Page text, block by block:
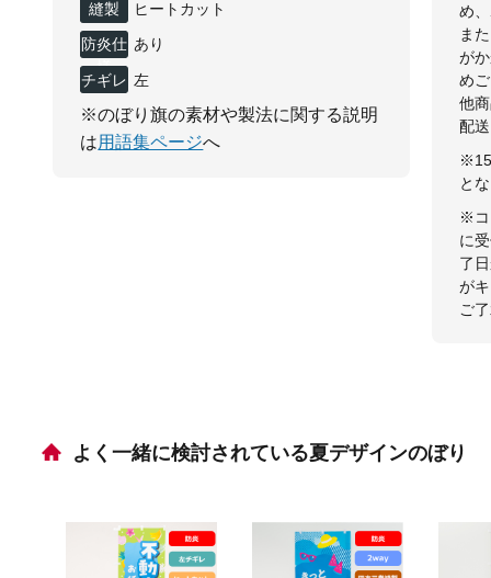
め
ま
が
め
他
配
と
※コ
に
了
が
ご
縫製 ヒートカット
防炎仕
様
あり
チギレ 左
※のぼり旗の素材や製法に関する説明
は用語集ページへ
よく一緒に検討されている夏デザインのぼり